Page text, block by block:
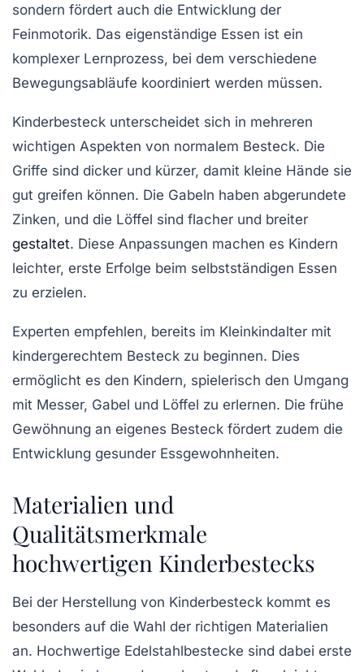
sondern fördert auch die Entwicklung der
Feinmotorik. Das eigenständige Essen ist ein
komplexer Lernprozess, bei dem verschiedene
Bewegungsabläufe koordiniert werden müssen.
Kinderbesteck unterscheidet sich in mehreren
wichtigen Aspekten von normalem Besteck. Die
Griffe sind dicker und kürzer, damit kleine Hände sie
gut greifen können. Die Gabeln haben abgerundete
Zinken, und die Löffel sind flacher und breiter
gestaltet. Diese Anpassungen machen es Kindern
leichter, erste Erfolge beim selbstständigen Essen
zu erzielen.
Experten empfehlen, bereits im Kleinkindalter mit
kindergerechtem Besteck zu beginnen. Dies
ermöglicht es den Kindern, spielerisch den Umgang
mit Messer, Gabel und Löffel zu erlernen. Die frühe
Gewöhnung an eigenes Besteck fördert zudem die
Entwicklung gesunder Essgewohnheiten.
Materialien und
Qualitätsmerkmale
hochwertigen Kinderbestecks
Bei der Herstellung von Kinderbesteck kommt es
besonders auf die Wahl der richtigen Materialien
an. Hochwertige Edelstahlbestecke sind dabei erste